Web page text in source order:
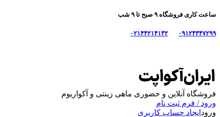
ساعت کاری فروشگاه ۹ صبح تا ۹ شب
۰۹۱۲۴۳۴۷۲۹۹ ۰۲۱۴۴۲۱۴۱۳۲
فروشگاه آنلاین و حضوری ماهی‌ زینتی و آکواریوم
ورود / فرم ثبت نام
ورود ایجاد حساب کاربری